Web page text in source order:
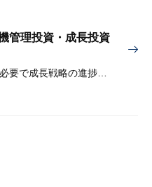
理投資・成長投資
米国を上回る生産性向上ペースが必要で成長戦略の進捗管理も課題